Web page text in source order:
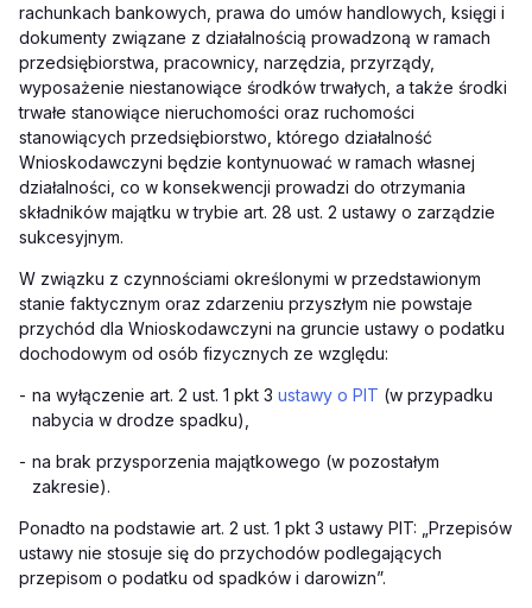
rachunkach bankowych, prawa do umów handlowych, księgi i
dokumenty związane z działalnością prowadzoną w ramach
przedsiębiorstwa, pracownicy, narzędzia, przyrządy,
wyposażenie niestanowiące środków trwałych, a także środki
trwałe stanowiące nieruchomości oraz ruchomości
stanowiących przedsiębiorstwo, którego działalność
Wnioskodawczyni będzie kontynuować w ramach własnej
działalności, co w konsekwencji prowadzi do otrzymania
składników majątku w trybie art. 28 ust. 2 ustawy o zarządzie
sukcesyjnym.
W związku z czynnościami określonymi w przedstawionym
stanie faktycznym oraz zdarzeniu przyszłym nie powstaje
przychód dla Wnioskodawczyni na gruncie ustawy o podatku
dochodowym od osób fizycznych ze względu:
- na wyłączenie art. 2 ust. 1 pkt 3 ustawy o PIT (w przypadku
nabycia w drodze spadku),
- na brak przysporzenia majątkowego (w pozostałym
zakresie).
Ponadto na podstawie art. 2 ust. 1 pkt 3 ustawy PIT: „Przepisów
ustawy nie stosuje się do przychodów podlegających
przepisom o podatku od spadków i darowizn”.